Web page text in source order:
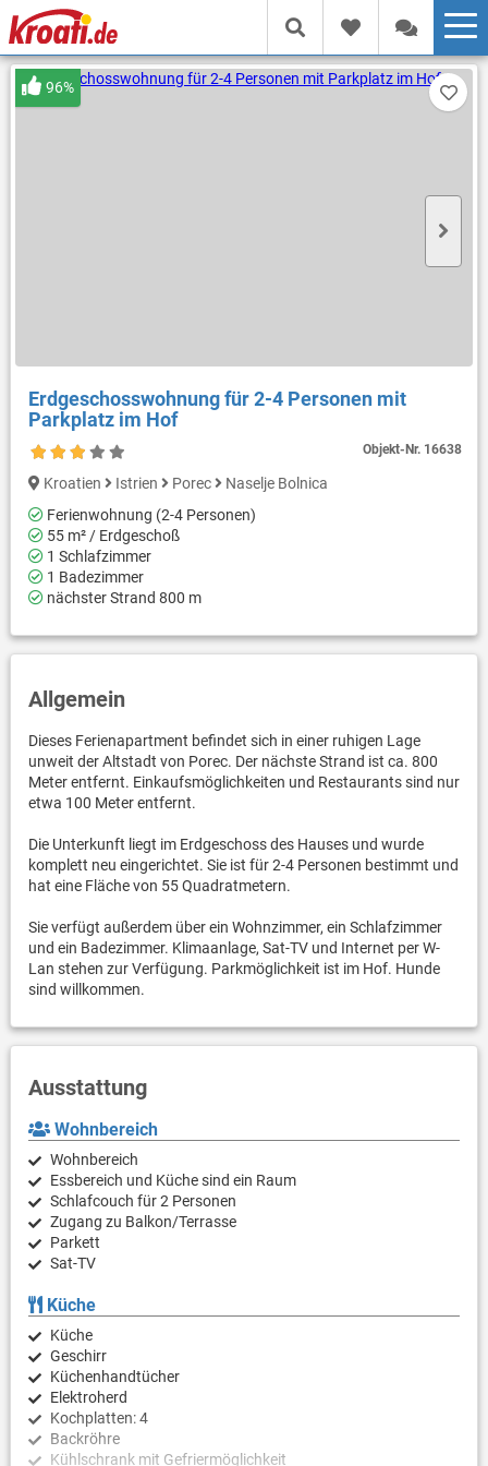
Erdgeschosswohnung für 2-4 Personen mit
Parkplatz im Hof
Objekt-Nr. 16638
96%
Kroatien Istrien Porec
Naselje Bolnica
Ferienwohnung (2-4 Personen)
55 m² / Erdgeschoß
1 Schlafzimmer
1 Badezimmer
nächster Strand 800 m
Allgemein
Dieses Ferienapartment befindet sich in einer ruhigen Lage
unweit der Altstadt von Porec. Der nächste Strand ist ca. 800
Meter entfernt. Einkaufsmöglichkeiten und Restaurants sind nur
etwa 100 Meter entfernt.
Die Unterkunft liegt im Erdgeschoss des Hauses und wurde
komplett neu eingerichtet. Sie ist für 2-4 Personen bestimmt und
hat eine Fläche von 55 Quadratmetern.
Sie verfügt außerdem über ein Wohnzimmer, ein Schlafzimmer
und ein Badezimmer. Klimaanlage, Sat-TV und Internet per W-
Lan stehen zur Verfügung. Parkmöglichkeit ist im Hof. Hunde
sind willkommen.
Ausstattung
Wohnbereich
Wohnbereich
Essbereich und Küche sind ein Raum
Schlafcouch für 2 Personen
Zugang zu Balkon/Terrasse
Parkett
Sat-TV
Küche
Küche
Geschirr
Küchenhandtücher
Elektroherd
Kochplatten: 4
Backröhre
Kühlschrank mit Gefriermöglichkeit